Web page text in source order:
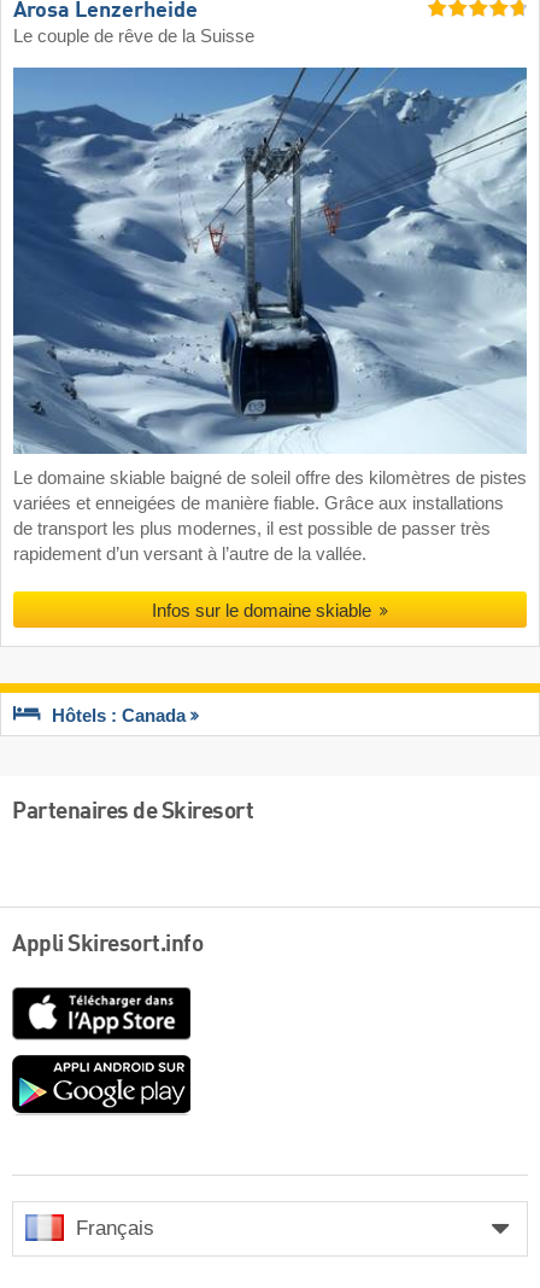
Arosa Lenzerheide
Le couple de rêve de la Suisse
Le domaine skiable baigné de soleil offre des kilomètres de pistes
variées et enneigées de manière fiable. Grâce aux installations
de transport les plus modernes, il est possible de passer très
rapidement d’un versant à l’autre de la vallée.
Infos sur le domaine skiable
Hôtels : Canada
Partenaires de Skiresort
Appli Skiresort.info
Google
Français